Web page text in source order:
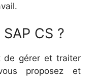
CS ?
de gérer et traiter
proposez et